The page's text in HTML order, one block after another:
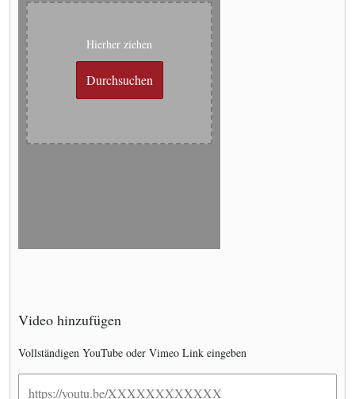
Hierher ziehen
Durchsuchen
Video hinzufügen
Vollständigen YouTube oder Vimeo Link eingeben